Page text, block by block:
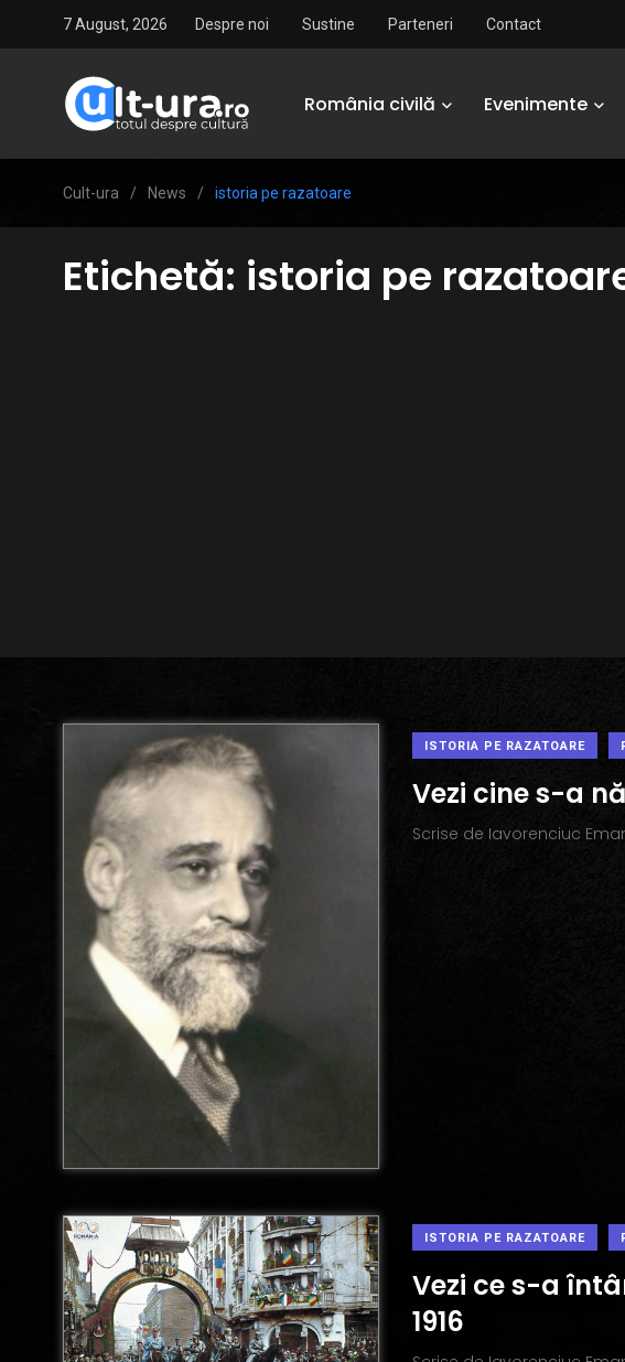
7 August, 2026 Despre noi Sustine Parteneri Contact
România civilă Evenimente
Cult-ura / News / istoria pe razatoare
Etichetă: istoria pe
ISTORIA PE RAZATOARE
Vezi cine s-a
Scrise de Iavorenciuc
ISTORIA PE RAZATOARE
Vezi ce s-a
1916